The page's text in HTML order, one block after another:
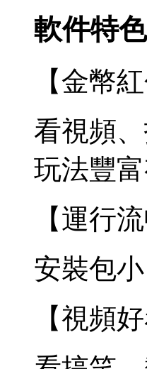
軟件特色
【金幣紅
看視頻
玩法豐
【運行流
安裝包
【視頻好